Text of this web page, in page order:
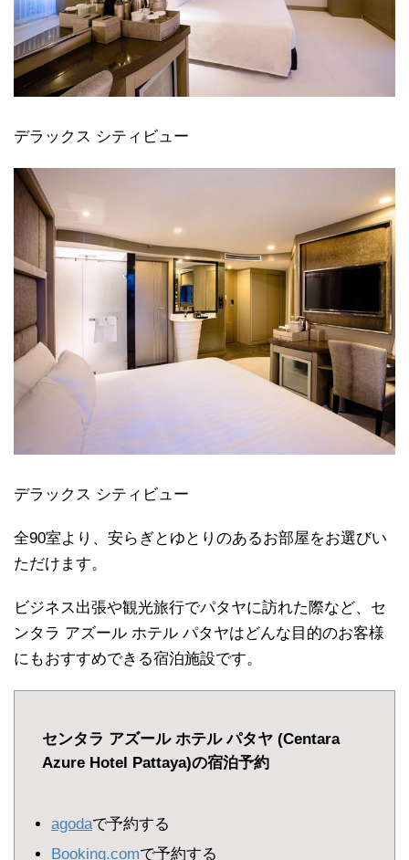
デラックス シティビュー
デラックス シティビュー
全90室より、安らぎとゆとりのあるお部屋をお選びい
ただけます。
ビジネス出張や観光旅行でパタヤに訪れた際など、セ
ンタラ アズール ホテル パタヤはどんな目的のお客様
にもおすすめできる宿泊施設です。
センタラ アズール ホテル パタヤ (Centara
Azure Hotel Pattaya)の宿泊予約
agodaで予約する
Booking.comで予約する